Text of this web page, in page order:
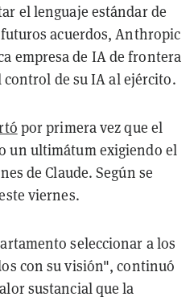
el lenguaje estándar de
acuerdos, Anthropic
empresa de IA de frontera
control de su IA al ejército.
por primera vez que el
un ultimátum exigiendo el
de Claude. Según se
viernes.
seleccionar a los
con su visión", continuó
sustancial que la